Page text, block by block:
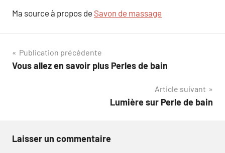
Ma source à propos de Savon de massage
Navigation
de
Publication précédente
Vous allez en savoir plus Perles de bain
Article suivant
Lumière sur Perle de bain
Laisser un commentaire